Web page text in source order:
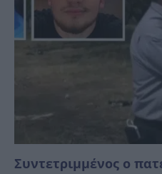
Συντετριμμένος ο